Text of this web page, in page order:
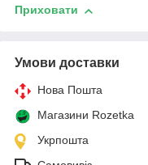
Приховати
Умови доставки
Нова Пошта
Магазини Rozetka
Укрпошта